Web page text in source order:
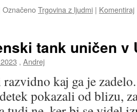
OznačenoTrgovina z ljudmi | Komentiraj
tank uničen v
, Andrej
kaj ga je
pokazali od blizu,